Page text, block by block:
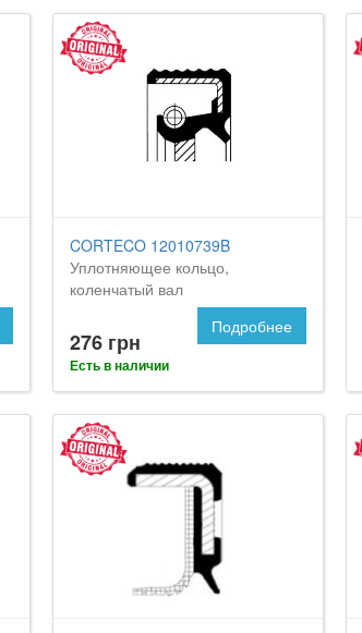
CORTECO 12010739B
Уплотняющее кольцо,
коленчатый вал
276 грн
Есть в наличии
Подробнее